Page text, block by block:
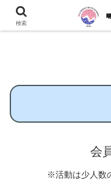
会
※活動は少人数
検索